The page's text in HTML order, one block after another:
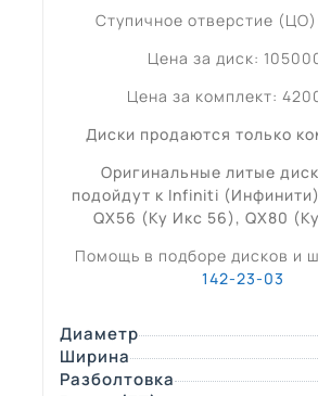
Ступичное отверстие
Цена за диск:
Цена за комплект:
Диски продаются только
Оригинальные литые
подойдут к Infiniti (Инфинити
QX56 (Ку Икс 56), QX80
Помощь в подборе дисков и
142-23-03
Диаметр
Ширина
Разболтовка